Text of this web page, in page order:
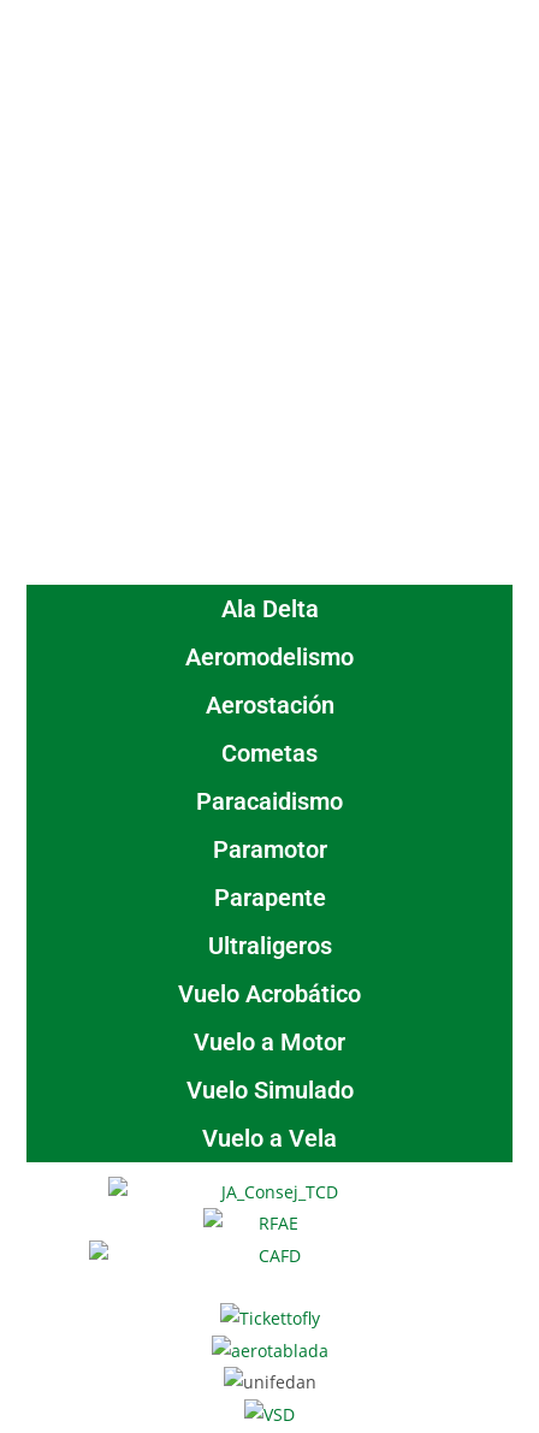
Ala Delta
Aeromodelismo
Aerostación
Cometas
Paracaidismo
Paramotor
Parapente
Ultraligeros
Vuelo Acrobático
Vuelo a Motor
Vuelo Simulado
Vuelo a Vela